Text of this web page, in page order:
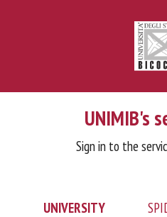
UNIMIB's
Sign in to the
UNIVERSITY